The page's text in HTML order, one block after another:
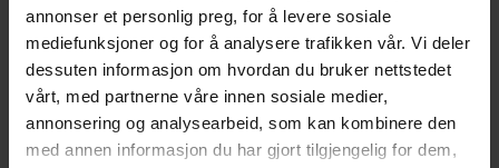
annonser et personlig preg, for å levere sosiale
mediefunksjoner og for å analysere trafikken vår. Vi deler
dessuten informasjon om hvordan du bruker nettstedet
vårt, med partnerne våre innen sosiale medier,
annonsering og analysearbeid, som kan kombinere den
med annen informasjon du har gjort tilgjengelig for dem,
Glemt passordet ditt? Fyll inn ditt brukernavn eller e-
postadresse. Du vil motta en lenke for å opprette et nytt
passord via e-post.